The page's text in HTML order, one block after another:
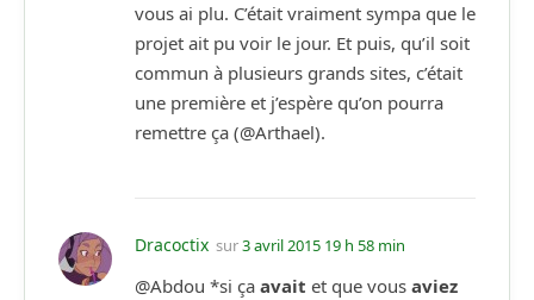
vous ai plu. C’était vraiment sympa que le
projet ait pu voir le jour. Et puis, qu’il soit
commun à plusieurs grands sites, c’était
une première et j’espère qu’on pourra
remettre ça (@Arthael).
Dracoctix sur3 avril 2015 19 h 58 min
@Abdou *si ça avait et que vous aviez